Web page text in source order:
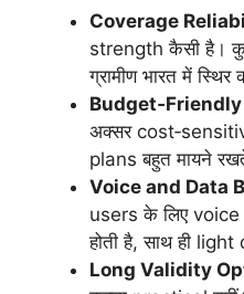
Coverage
strength कैसी है।
ग्रामीण भारत में
अक्सर
plans बहुत मायने
Voice and Data
users के लिए
होती है, साथ ही light
Long Validity